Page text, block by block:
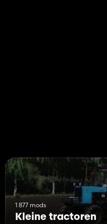
Toevoegingen
Ondersteuning van passagiers
Versnellingsweergave
1 877 mods
Kleine tractoren